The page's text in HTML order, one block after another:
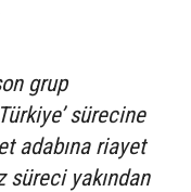
grup
sürecine
adabına riayet
süreci yakından